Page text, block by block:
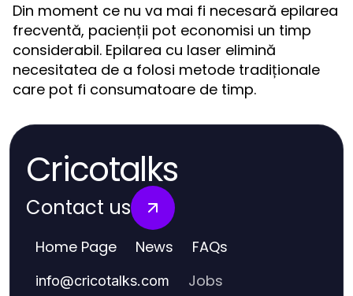
Din moment ce nu va mai fi necesară epilarea
frecventă, pacienții pot economisi un timp
considerabil. Epilarea cu laser elimină
necesitatea de a folosi metode tradiționale
care pot fi consumatoare de timp.
Cricotalks
Contact us
Home Page News FAQs
info@cricotalks.com Jobs